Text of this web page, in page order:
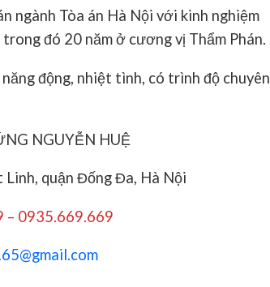
ngành Tòa án Hà Nội với kinh nghiệm
đó 20 năm ở cương vị Thẩm Phán.
động, nhiệt tình, có trình độ chuyên
NGUYỄN HUỆ
quận Đống Đa, Hà Nội
– 0935.669.669